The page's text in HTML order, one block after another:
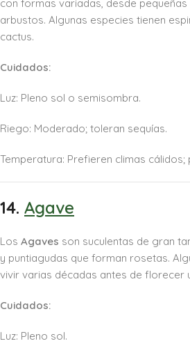
con formas variadas, desde
arbustos. Algunas especies tienen
cactus.
Cuidados:
Luz: Pleno sol o semisombra.
Riego: Moderado; toleran sequías.
Temperatura: Prefieren climas
14. Agave
Los Agaves son suculentas de gran
y puntiagudas que forman rosetas.
vivir varias décadas antes de florecer
Cuidados:
Luz: Pleno sol.